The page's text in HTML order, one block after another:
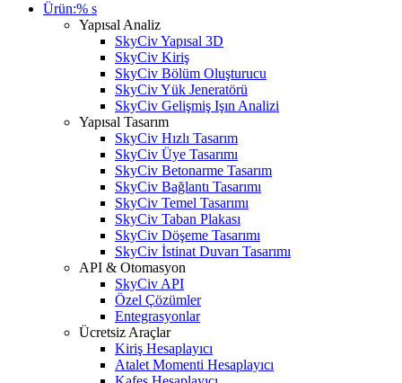
Ürün:% s
Yapısal Analiz
SkyCiv Yapısal 3D
SkyCiv Kiriş
SkyCiv Bölüm Oluşturucu
SkyCiv Yük Jeneratörü
SkyCiv Gelişmiş Işın Analizi
Yapısal Tasarım
SkyCiv Hızlı Tasarım
SkyCiv Üye Tasarımı
SkyCiv Betonarme Tasarım
SkyCiv Bağlantı Tasarımı
SkyCiv Temel Tasarımı
SkyCiv Taban Plakası
SkyCiv Döşeme Tasarımı
SkyCiv İstinat Duvarı Tasarımı
API & Otomasyon
SkyCiv API
Özel Çözümler
Entegrasyonlar
Ücretsiz Araçlar
Kiriş Hesaplayıcı
Atalet Momenti Hesaplayıcı